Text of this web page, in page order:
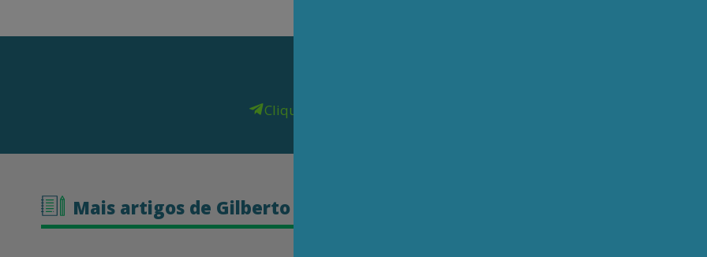
Clique aqui para receber matérias e artigos da AEPET em primeira
Mais artigos de Gilberto Maringoni